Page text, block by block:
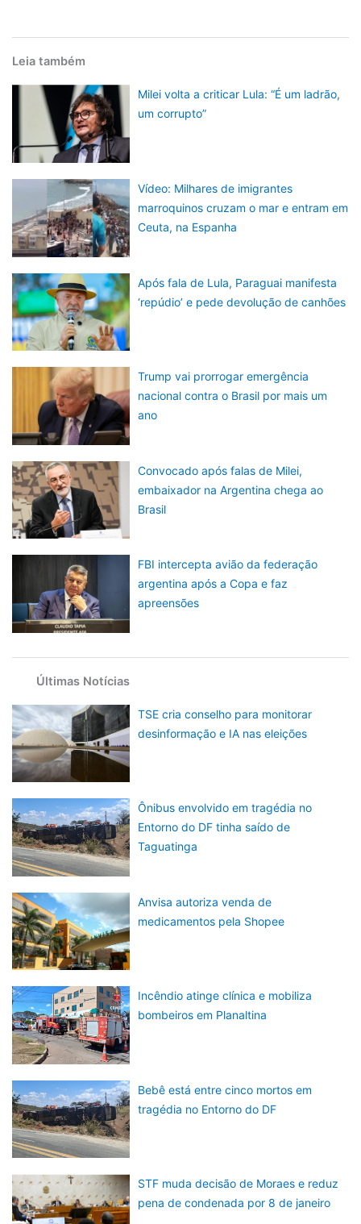
Leia também
Milei volta a criticar Lula: “É um ladrão,
um corrupto”
Vídeo: Milhares de imigrantes
marroquinos cruzam o mar e entram em
Ceuta, na Espanha
Após fala de Lula, Paraguai manifesta
‘repúdio’ e pede devolução de canhões
Trump vai prorrogar emergência
nacional contra o Brasil por mais um
ano
Convocado após falas de Milei,
embaixador na Argentina chega ao
Brasil
FBI intercepta avião da federação
argentina após a Copa e faz
apreensões
Últimas Notícias
TSE cria conselho para monitorar
desinformação e IA nas eleições
Ônibus envolvido em tragédia no
Entorno do DF tinha saído de
Taguatinga
Anvisa autoriza venda de
medicamentos pela Shopee
Incêndio atinge clínica e mobiliza
bombeiros em Planaltina
Bebê está entre cinco mortos em
tragédia no Entorno do DF
STF muda decisão de Moraes e reduz
pena de condenada por 8 de janeiro